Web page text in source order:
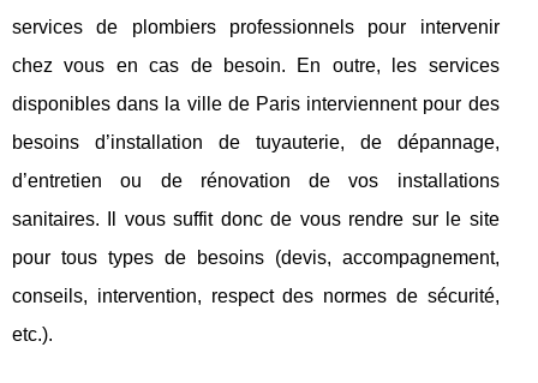
services de plombiers professionnels pour intervenir
chez vous en cas de besoin. En outre, les services
disponibles dans la ville de Paris interviennent pour des
besoins d’installation de tuyauterie, de dépannage,
d’entretien ou de rénovation de vos installations
sanitaires. Il vous suffit donc de vous rendre sur le site
pour tous types de besoins (devis, accompagnement,
conseils, intervention, respect des normes de sécurité,
etc.).